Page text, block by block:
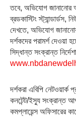
তবে, অভিযোগ
ব্রডকাস্টিং স্ট্যান্ডার্ডস,
দেখতে, অভিযোগ
দর্শকদের পরামর্শ দেওয়া
সিদ্ধান্ত সংক্রান্ত
দর্শকরা এবিপি নেটওয়ার্ক
কনটেন্ট/ইস্যু সংক্রান্ত
কমপ্লায়েন্স অফিসারের